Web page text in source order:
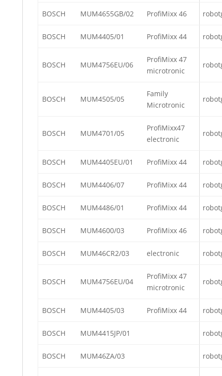
BOSCH MUM4655GB/02 ProfiMixx 46
BOSCH MUM4405/01 ProfiMixx 44
BOSCH MUM4756EU/06
ProfiMixx 47
microtronic
BOSCH MUM4505/05
Family
Microtronic
BOSCH MUM4701/05
ProfiMixx47
electronic
BOSCH MUM4405EU/01 ProfiMixx 44
BOSCH MUM4406/07 ProfiMixx 44
BOSCH MUM4486/01 ProfiMixx 44
BOSCH MUM4600/03 ProfiMixx 46
BOSCH MUM46CR2/03 electronic
BOSCH MUM4756EU/04
ProfiMixx 47
microtronic
BOSCH MUM4405/03 ProfiMixx 44
BOSCH MUM4415JP/01
BOSCH MUM46ZA/03